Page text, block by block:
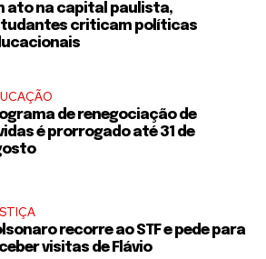
ato na capital paulista,
criticam políticas
de renegociação de
é prorrogado até 31 de
recorre ao STF e pede para
visitas de Flávio